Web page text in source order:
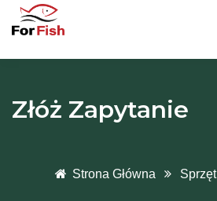
Złóż Zapytanie
Strona Główna Sprzęt